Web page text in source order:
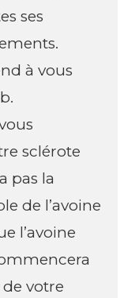
ses
à vous
sclérote
pas la
de l’avoine
l’avoine
votre